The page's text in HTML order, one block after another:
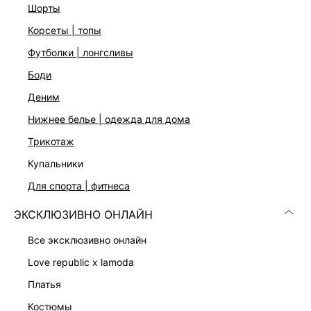
шорты
корсеты | топы
футболки | лонгсливы
боди
деним
нижнее белье | одежда для дома
трикотаж
купальники
для спорта | фитнеса
ЭКСКЛЮЗИВНО ОНЛАЙН
все эксклюзивно онлайн
love republic x lamoda
платья
костюмы
Функциональные карманы
Застежка на молнию и пуговицу
Цвет: индиго
На модели размер 44. Крой модели соответствует
стандартному размеру
ДОСТАВКА И ВОЗВРАТ
Подробные условия доставки и возврата
Скачать
КАТАЛОГ